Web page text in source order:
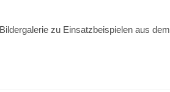
zu Einsatzbeispielen aus dem